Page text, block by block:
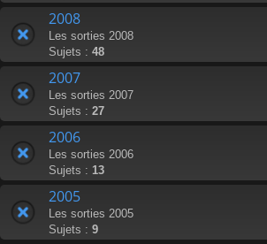
2008
Les sorties 2008
Sujets : 48
2007
Les sorties 2007
Sujets : 27
2006
Les sorties 2006
Sujets : 13
2005
Les sorties 2005
Sujets : 9